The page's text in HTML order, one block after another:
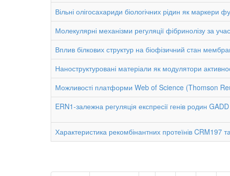
Вільні олігосахариди біологічних рідин як маркери
Молекулярні механізми регуляції фібринолізу за
Вплив білкових структур на біофізичний стан
Наноструктуровані матеріали як модулятори
Можливості платформи Web of Science (Thomson
ERN1-залежна регуляція експресії генів родин
Характеристика рекомбінантних протеїнів CRM197